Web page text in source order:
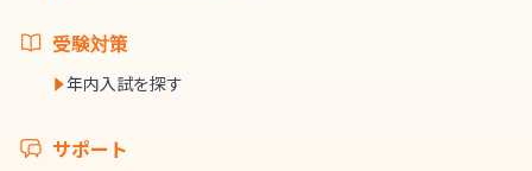
受験対策
年内入試を探す
サポート